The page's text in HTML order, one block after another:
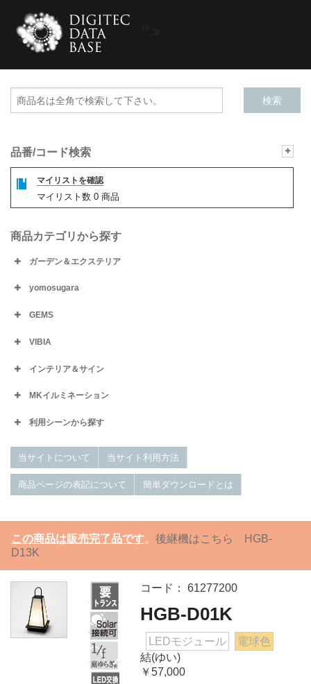
品番/コード検索
マイリストを確認
マイリスト数 0 商品
商品カテゴリから探す
ガーデン＆エクステリア
yomosugara
GEMS
VIBIA
インテリア＆サイン
MKイルミネーション
利用シーンから探す
当サイトについて 当サイト利用方法
商品ページの表記について 簡単ダウンロードとは
この商品は販売完了品です。 後継機はこちら HGB-
D13K
コード： 61277200
HGB-D01K
LEDモジュール
電球色
結(ゆい)
￥57,000